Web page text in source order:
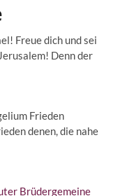
Freue dich und sei
Denn der
Frieden
denen, die nahe
Brüdergemeine